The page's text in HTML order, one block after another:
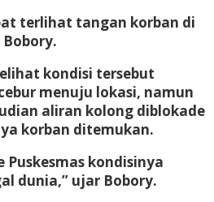
terlihat tangan korban di
kondisi tersebut
menuju lokasi, namun
aliran kolong diblokade
korban ditemukan.
Puskesmas kondisinya
dunia,” ujar Bobory.